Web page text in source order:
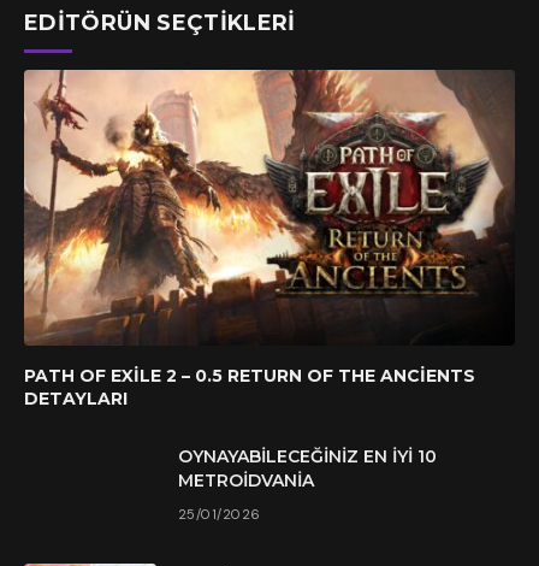
EDITÖRÜN SEÇTIKLERI
PATH OF EXILE 2 – 0.5 RETURN OF THE ANCIENTS
DETAYLARI
OYNAYABILECEĞINIZ EN İYI 10
METROIDVANIA
25/01/2026